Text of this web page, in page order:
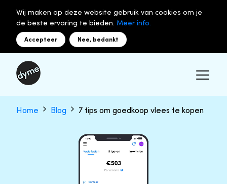
Wij maken op deze website gebruik van cookies om je
de beste ervaring te bieden. Meer info.
Accepteer Nee, bedankt
Home Blog 7 tips om goedkoop vlees te kopen